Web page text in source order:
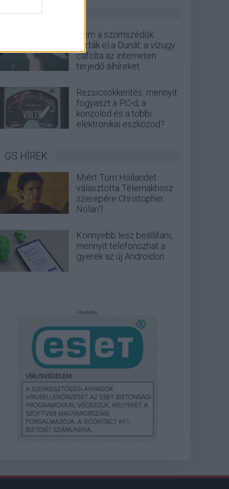
ZÖLD PÁLYA
Nem a szomszédok
zárták el a Dunát: a vízügy
cáfolta az interneten
terjedő álhíreket
Rezsicsökkentés: mennyit
fogyaszt a PC-d, a
konzolod és a többi
elektronikai eszközöd?
GS HÍREK
Miért Tom Hollandet
választotta Télemakhosz
szerepére Christopher
Nolan?
Könnyebb lesz beállítani,
mennyit telefonozhat a
gyerek az új Androidon
Hirdetés